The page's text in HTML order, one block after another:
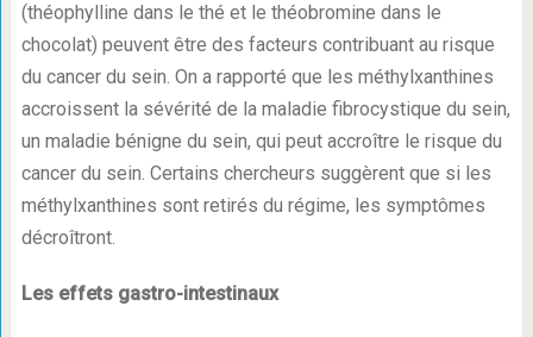
(théophylline dans le thé et le théobromine dans le
chocolat) peuvent être des facteurs contribuant au risque
du cancer du sein. On a rapporté que les méthylxanthines
accroissent la sévérité de la maladie fibrocystique du sein,
un maladie bénigne du sein, qui peut accroître le risque du
cancer du sein. Certains chercheurs suggèrent que si les
méthylxanthines sont retirés du régime, les symptômes
décroîtront.
Les effets gastro-intestinaux